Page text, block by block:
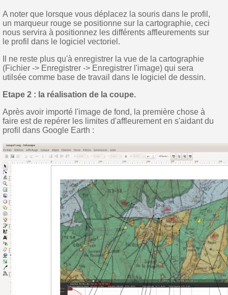
A noter que lorsque vous déplacez la souris dans le profil,
un marqueur rouge se positionne sur la cartographie, ceci
nous servira à positionnez les différents affleurements sur
le profil dans le logiciel vectoriel.
Il ne reste plus qu'à enregistrer la vue de la cartographie
(Fichier -> Enregistrer -> Enregistrer l'image) qui sera
utilsée comme base de travail dans le logiciel de dessin.
Etape 2 : la réalisation de la coupe.
Après avoir importé l'image de fond, la première chose à
faire est de repérer les limites d'affleurement en s'aidant du
profil dans Google Earth :